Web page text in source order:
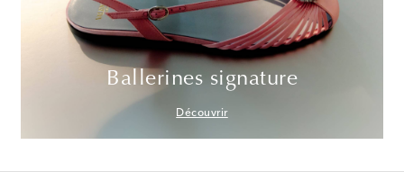
Ballerines signature
Découvrir